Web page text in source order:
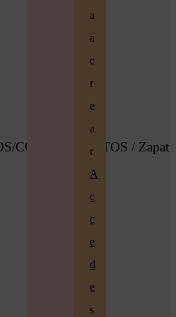
COMPLEMENTOS /
a
a
c
r
e
a
r
A
c
c
e
d
e
s